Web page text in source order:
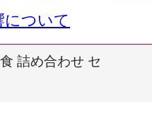
について
詰め合わせ セ